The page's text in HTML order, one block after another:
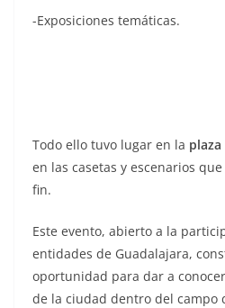
-Exposiciones temáticas.
Todo ello tuvo lugar en la
en las casetas y escenarios
fin.
Este evento, abierto a la
entidades de Guadalajara,
oportunidad para dar a
de la ciudad dentro del campo